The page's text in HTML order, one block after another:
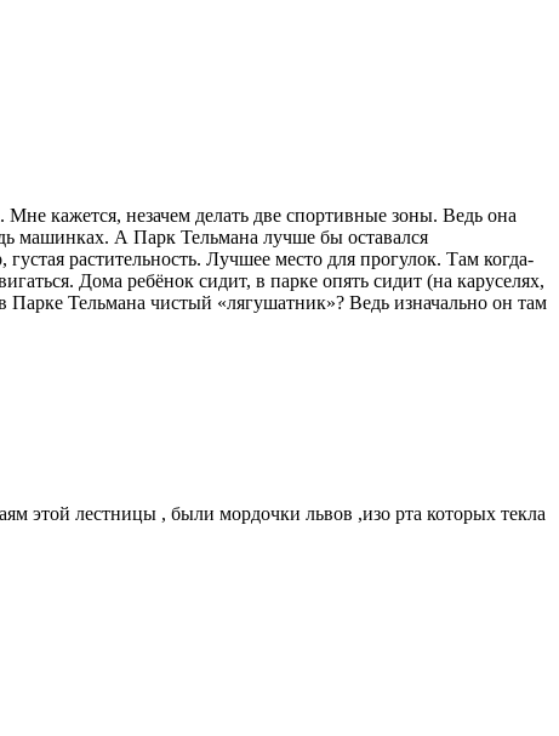
кажется, незачем делать две спортивные зоны. Ведь она
машинках. А Парк Тельмана лучше бы оставался
растительность. Лучшее место для прогулок. Там когда-
Дома ребёнок сидит, в парке опять сидит (на каруселях,
Тельмана чистый «лягушатник»? Ведь изначально он там
этой лестницы , были мордочки львов ,изо рта которых текла